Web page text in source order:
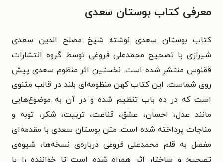
معرفی کتاب بوستان سعدی
کتاب بوستان سعدی نوشته شیخ مصلح الدین سعدی
شیرازی با تصحیح محمدعلی فروغی توسط گروه انتشارات
ققنوس منتشر شده است. نخستین اثر منظوم سعدی پیش
روی شماست. این کتاب کهن منظومه‌ای بلند در قالب مثنوی
است که در ده باب تنظیم شده و در آن به موضوع‌هایی
مانند عدل، احسان، عشق، قناعت، تربیت، شکر، توبه و
مناجات پرداخته شده است. متن بوستان سعدی با مقدمه‌ای
مفصل به قلم محمدعلی فروغی درباره‌ی نسخه‌ها، شیوه‌ی
تصحیح و ساختار اثر همراه شده است تا خواننده را با